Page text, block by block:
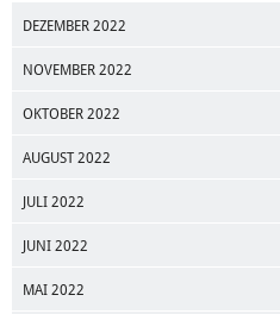
DEZEMBER 2022
NOVEMBER 2022
OKTOBER 2022
AUGUST 2022
JULI 2022
JUNI 2022
MAI 2022